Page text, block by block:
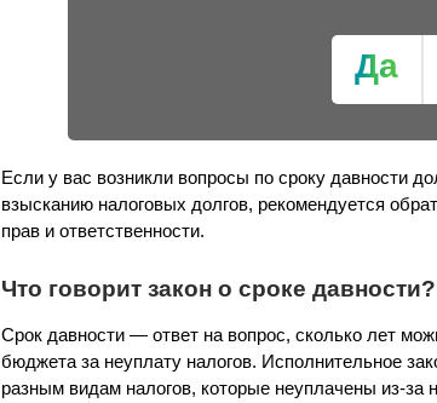
Да
Если у вас возникли вопросы по сроку давности
взысканию налоговых долгов, рекомендуется
прав и ответственности.
Что говорит закон о сроке давности?
Срок давности — ответ на вопрос, сколько лет
бюджета за неуплату налогов. Исполнительное
разным видам налогов, которые неуплачены из-за